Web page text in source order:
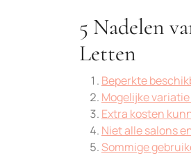
5 Nadelen
Letten
Beperkte
Mogelijke
Extra kosten
Niet alle salons
Sommige